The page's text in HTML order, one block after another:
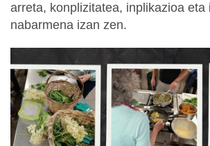
arreta, konplizitatea, inplikazioa eta
nabarmena izan zen.